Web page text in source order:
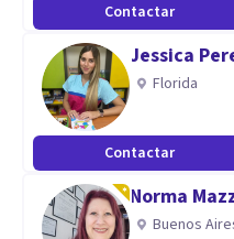
Contactar
Jessica
Florida
Contactar
Norma
Buenos